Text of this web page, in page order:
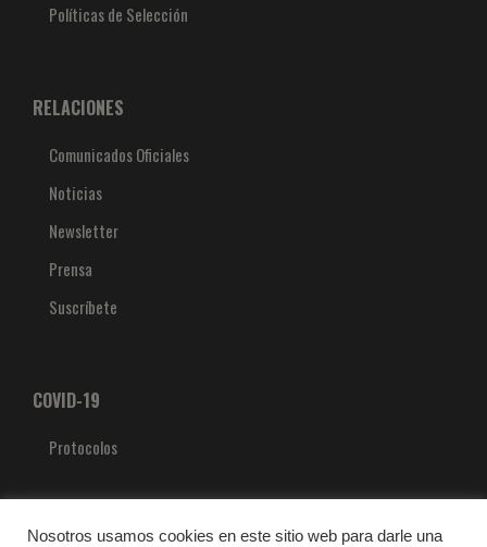
Políticas de Selección
RELACIONES
Comunicados Oficiales
Noticias
Newsletter
Prensa
Suscríbete
COVID-19
Protocolos
Nosotros usamos cookies en este sitio web para darle una